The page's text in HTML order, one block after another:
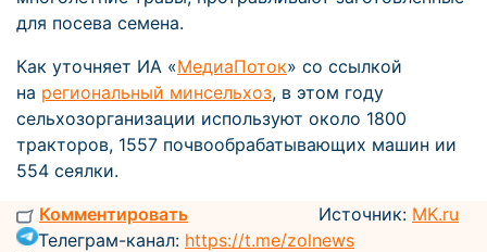
для посева семена.
Как уточняет ИА «МедиаПоток» со ссылкой
на региональный минсельхоз, в этом году
сельхозорганизации используют около 1800
тракторов, 1557 почвообрабатывающих машин ии
554 сеялки.
Комментировать
Источник: MK.ru
Телеграм-канал: https://t.me/zolnews